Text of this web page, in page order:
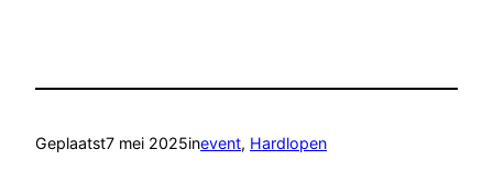
Geplaatst7 mei 2025inevent, Hardlopen